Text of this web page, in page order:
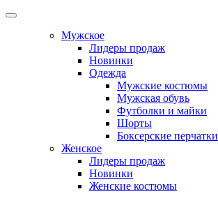
Мужское
Лидеры продаж
Новинки
Одежда
Мужские костюмы
Мужская обувь
Футболки и майки
Шорты
Боксерские перчатки
Женское
Лидеры продаж
Новинки
Женские костюмы